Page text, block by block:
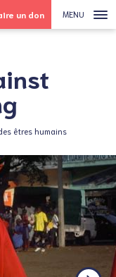
MENU
un don
êtres humains